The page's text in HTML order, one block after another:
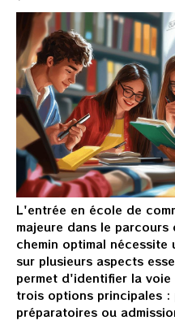
L'entrée en école de
majeure dans le
chemin optimal
sur plusieurs aspects
permet d'identifier la
trois options principales :
préparatoires ou